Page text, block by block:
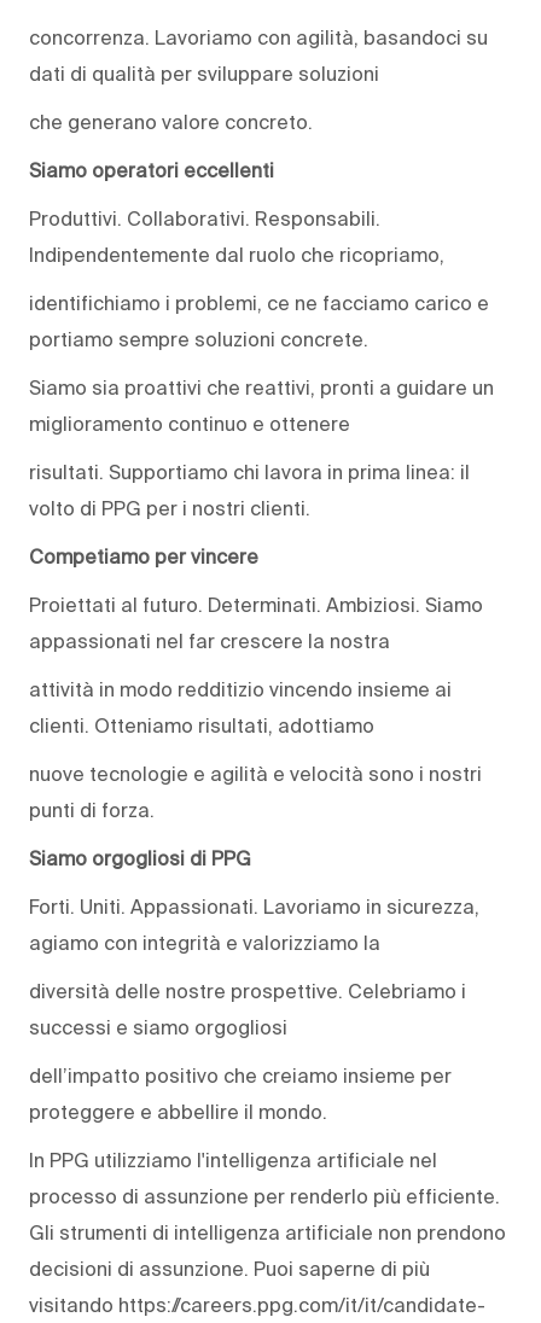
concorrenza. Lavoriamo con agilità, basandoci su
dati di qualità per sviluppare soluzioni
che generano valore concreto.
Siamo operatori eccellenti
Produttivi. Collaborativi. Responsabili.
Indipendentemente dal ruolo che ricopriamo,
identifichiamo i problemi, ce ne facciamo carico e
portiamo sempre soluzioni concrete.
Siamo sia proattivi che reattivi, pronti a guidare un
miglioramento continuo e ottenere
risultati. Supportiamo chi lavora in prima linea: il
volto di PPG per i nostri clienti.
Competiamo per vincere
Proiettati al futuro. Determinati. Ambiziosi. Siamo
appassionati nel far crescere la nostra
attività in modo redditizio vincendo insieme ai
clienti. Otteniamo risultati, adottiamo
nuove tecnologie e agilità e velocità sono i nostri
punti di forza.
Siamo orgogliosi di PPG
Forti. Uniti. Appassionati. Lavoriamo in sicurezza,
agiamo con integrità e valorizziamo la
diversità delle nostre prospettive. Celebriamo i
successi e siamo orgogliosi
dell’impatto positivo che creiamo insieme per
proteggere e abbellire il mondo.
In PPG utilizziamo l'intelligenza artificiale nel
processo di assunzione per renderlo più efficiente.
Gli strumenti di intelligenza artificiale non prendono
decisioni di assunzione. Puoi saperne di più
visitando https://careers.ppg.com/it/it/candidate-